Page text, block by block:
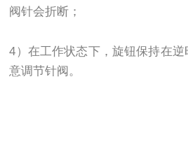
阀针会折断；
4）在工作状态下，旋钮保持在
意调节针阀。